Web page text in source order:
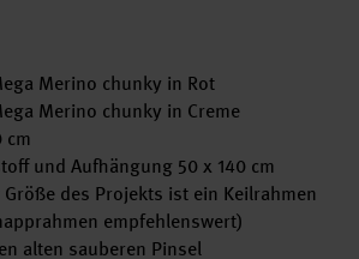
Merino chunky in Rot
Merino chunky in Creme
cm
und Aufhängung 50 x 140 cm
des Projekts ist ein Keilrahmen
empfehlenswert)
alten sauberen Pinsel